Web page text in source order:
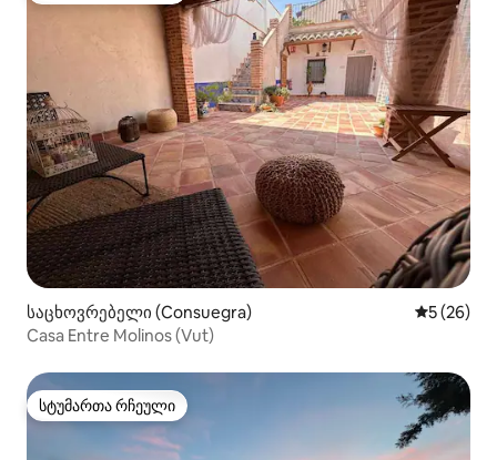
საცხოვრებელი (Consuegra) საშუალო
5 (26)
Casa Entre Molinos (Vut)
სტუმართა რჩეული
სტუმართა რჩეული